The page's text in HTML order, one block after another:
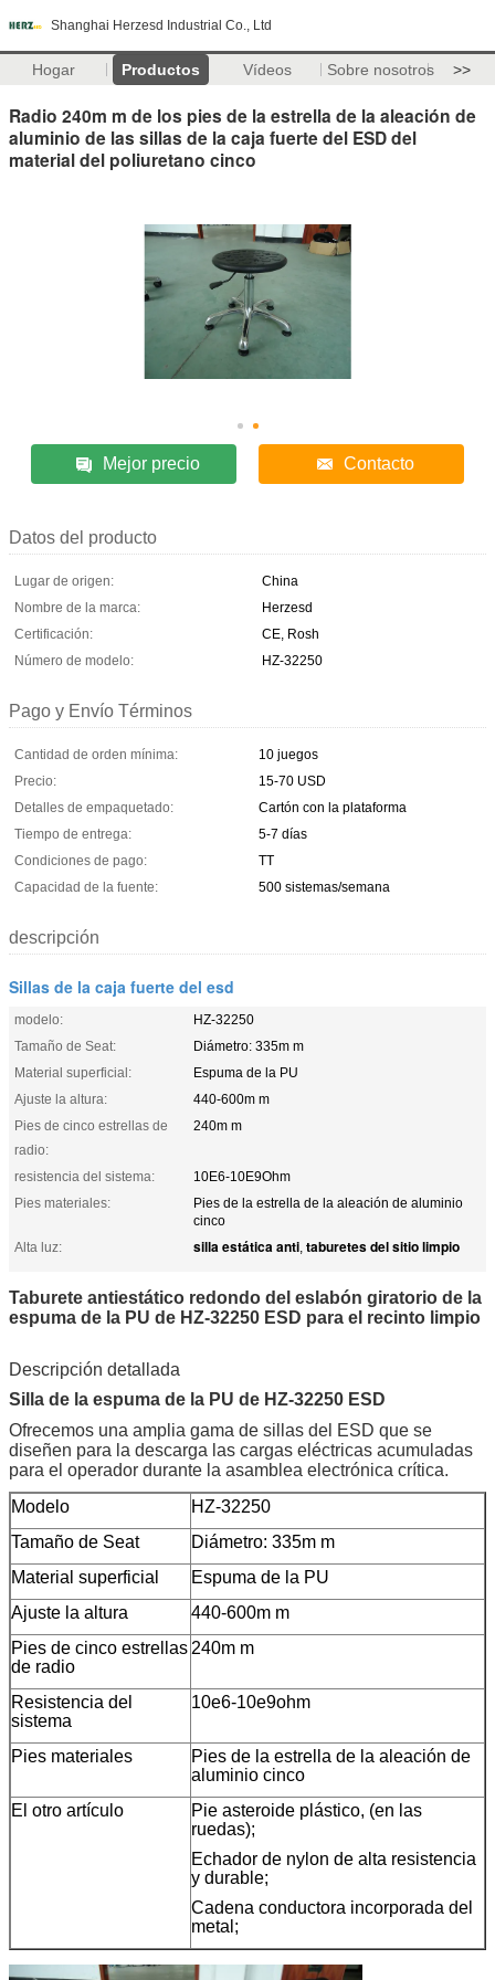
Shanghai Herzesd Industrial Co., Ltd
Hogar Productos Vídeos Sobre nosotros >>
Radio 240m m de los pies de la estrella de la aleación de
aluminio de las sillas de la caja fuerte del ESD del
material del poliuretano cinco
Mejor precio Contacto
Datos del producto
Lugar de origen:
China
Nombre de la marca:
Herzesd
Certificación:
CE, Rosh
Número de modelo:
HZ-32250
Pago y Envío Términos
Cantidad de orden mínima:
10 juegos
Precio:
15-70 USD
Detalles de empaquetado:
Cartón con la plataforma
Tiempo de entrega:
5-7 días
Condiciones de pago:
TT
Capacidad de la fuente:
500 sistemas/semana
descripción
Sillas de la caja fuerte del esd
modelo:
HZ-32250
Tamaño de Seat:
Diámetro: 335m m
Material superficial:
Espuma de la PU
Ajuste la altura:
440-600m m
Pies de cinco estrellas de
radio:
240m m
resistencia del sistema:
10E6-10E9Ohm
Pies materiales:
Pies de la estrella de la aleación de aluminio
cinco
Alta luz:
silla estática anti, taburetes del sitio limpio
Taburete antiestático redondo del eslabón giratorio de la
espuma de la PU de HZ-32250 ESD para el recinto limpio
Descripción detallada
Silla de la espuma de la PU de HZ-32250 ESD
Ofrecemos una amplia gama de sillas del ESD que se
diseñen para la descarga las cargas eléctricas acumuladas
para el operador durante la asamblea electrónica crítica.
Modelo
HZ-32250
Tamaño de Seat
Diámetro: 335m m
Material superficial
Espuma de la PU
Ajuste la altura
440-600m m
Pies de cinco estrellas
de radio
240m m
Resistencia del
sistema
10e6-10e9ohm
Pies materiales
Pies de la estrella de la aleación de
aluminio cinco
El otro artículo
Pie asteroide plástico, (en las
ruedas);
Echador de nylon de alta resistencia
y durable;
Cadena conductora incorporada del
metal;